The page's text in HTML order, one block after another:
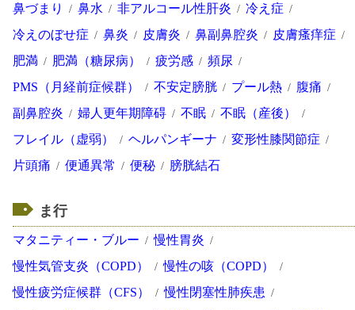
鼻づまり
鼻水 非アルコール性肝炎
冷え症
冷えのぼせ症
鼻炎 皮膚炎 鼻副鼻腔炎
皮膚瘙痒症
肥満
肥満（糖尿病） 疲労感
頻尿
PMS（月経前症候群）
不安定膀胱 プール熱
腹痛
副鼻腔炎
婦人更年期障碍 不眠
不眠（産後）
フレイル（虚弱）
ヘルパンギーナ
変形性膝関節症
片頭痛
便通異常 便秘 膀胱結石
ま行
マタニティー・ブルー
慢性胃炎
慢性気管支炎（COPD）
慢性の咳（COPD）
慢性疲労症候群（CFS）
慢性閉塞性肺疾患